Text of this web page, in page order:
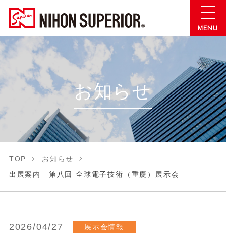
お知らせ
TOP
お知らせ
出展案内 第八回 全球電子技術（重慶）展示会
2026/04/27 展示会情報